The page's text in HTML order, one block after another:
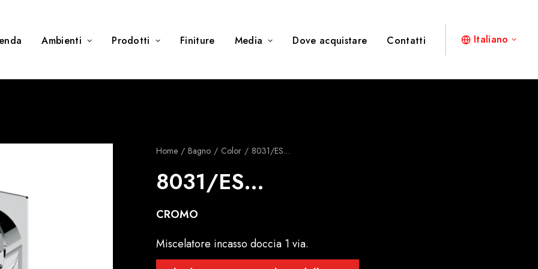
Ambienti Prodotti Finiture Media Dove acquistare Contatti Italiano
Home Bagno Color 8031/ES…
8031/ES…
CROMO
Miscelatore incasso doccia 1 via.